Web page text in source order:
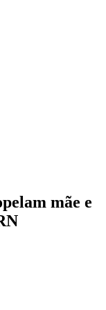
mãe e